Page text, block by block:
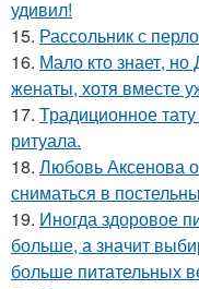
удивил!
15. Рассольник с
16. Мало кто знает,
женаты, хотя вместе
17. Традиционное
ритуала.
18. Любовь Аксенова
сниматься в
19. Иногда здоровое
больше, а значит
больше питательных